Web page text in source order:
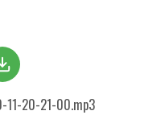
11-20-21-00.mp3